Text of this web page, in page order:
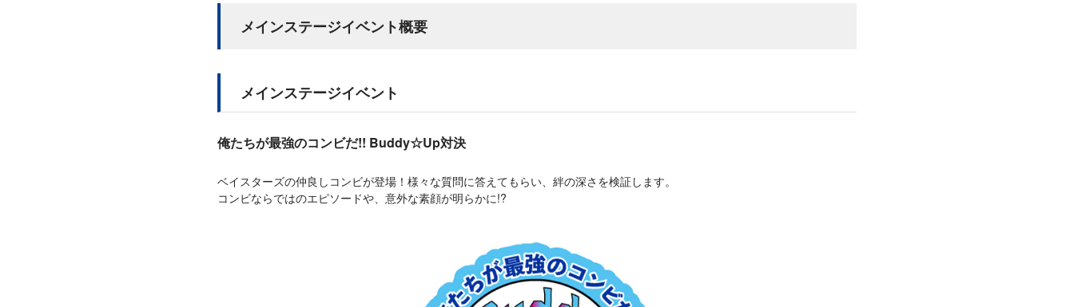
メインステージイベント概要
メインステージイベント
俺たちが最強のコンビだ!! Buddy☆Up対決
ベイスターズの仲良しコンビが登場！様々な質問に答えてもらい、絆の深さを検証します。
コンビならではのエピソードや、意外な素顔が明らかに!?